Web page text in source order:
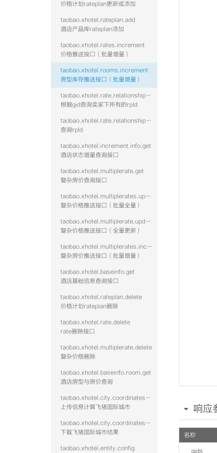
价格计划rateplan更新或添加
taobao.xhotel.rateplan.add
酒店产品库rateplan添加
taobao.xhotel.rates.increment
价格推送接口（批量增量）
taobao.xhotel.rooms.increment
房型库存推送接口（批量增量）
taobao.xhotel.rate.relationshipwithrp.get
根据gid查询卖家下所有的rpId
taobao.xhotel.rate.relationshipwithroom.get
查询rpId
taobao.xhotel.increment.info.get
酒店状态增量查询接口
taobao.xhotel.multiplerate.get
复杂房价查询接口
taobao.xhotel.multiplerates.update
复杂价格推送接口（批量全量）
taobao.xhotel.multiplerate.update
复杂价格推送接口（全量更新）
taobao.xhotel.multiplerates.increment
复杂房价推送接口（批量增量）
taobao.xhotel.baseinfo.get
酒店基础信息查询接口
taobao.xhotel.rateplan.delete
价格计划rateplan删除
taobao.xhotel.rate.delete
rate删除接口
taobao.xhotel.multiplerate.delete
复杂价格删除
taobao.xhotel.baseinfo.room.get
酒店房型与房价查询
taobao.xhotel.city.coordinates.batch.upload
上传信息计算飞猪国际城市
taobao.xhotel.city.coordinates.batch.download
下载飞猪国际城市结果
taobao.xhotel.entity.config
响应
名称
gids